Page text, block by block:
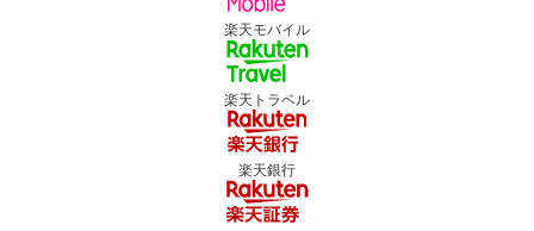
楽天モバイル
楽天トラベル
楽天銀行